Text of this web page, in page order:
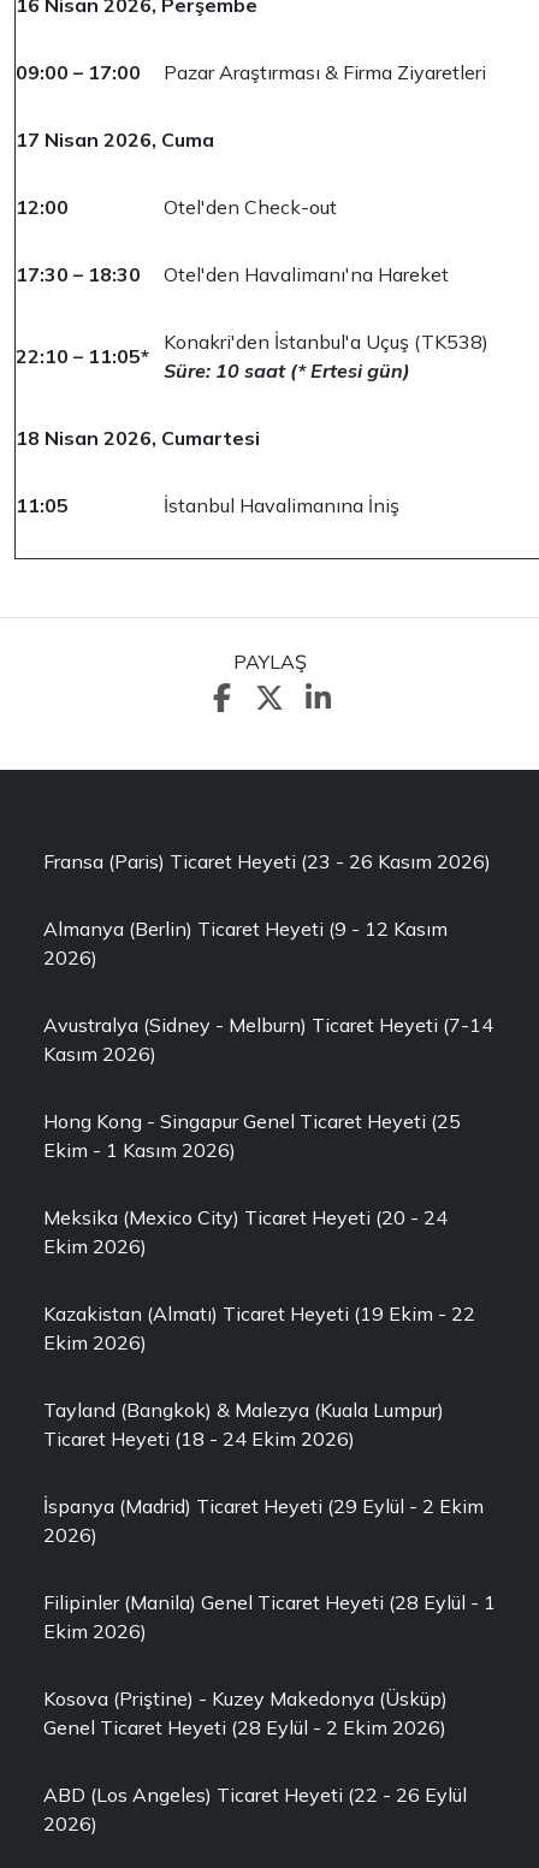
16 Nisan 2026, Perşembe
09:00 – 17:00 Pazar Araştırması & Firma Ziyaretleri
17 Nisan 2026, Cuma
12:00 Otel'den Check-out
17:30 – 18:30 Otel'den Havalimanı'na Hareket
22:10 – 11:05*
Konakri'den İstanbul'a Uçuş (TK538)
Süre: 10 saat (* Ertesi gün)
18 Nisan 2026, Cumartesi
11:05 İstanbul Havalimanına İniş
PAYLAŞ
Fransa (Paris) Ticaret Heyeti (23 - 26 Kasım 2026)
Almanya (Berlin) Ticaret Heyeti (9 - 12 Kasım
2026)
Avustralya (Sidney - Melburn) Ticaret Heyeti (7-14
Kasım 2026)
Hong Kong - Singapur Genel Ticaret Heyeti (25
Ekim - 1 Kasım 2026)
Meksika (Mexico City) Ticaret Heyeti (20 - 24
Ekim 2026)
Kazakistan (Almatı) Ticaret Heyeti (19 Ekim - 22
Ekim 2026)
Tayland (Bangkok) & Malezya (Kuala Lumpur)
Ticaret Heyeti (18 - 24 Ekim 2026)
İspanya (Madrid) Ticaret Heyeti (29 Eylül - 2 Ekim
2026)
Filipinler (Manila) Genel Ticaret Heyeti (28 Eylül - 1
Ekim 2026)
Kosova (Priştine) - Kuzey Makedonya (Üsküp)
Genel Ticaret Heyeti (28 Eylül - 2 Ekim 2026)
ABD (Los Angeles) Ticaret Heyeti (22 - 26 Eylül
2026)